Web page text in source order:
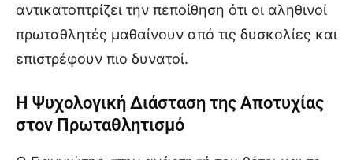
αντικατοπτρίζει την πεποίθηση ότι οι αληθινοί
πρωταθλητές μαθαίνουν από τις δυσκολίες και
επιστρέφουν πιο δυνατοί.
Η Ψυχολογική Διάσταση της Αποτυχίας
στον Πρωταθλητισμό